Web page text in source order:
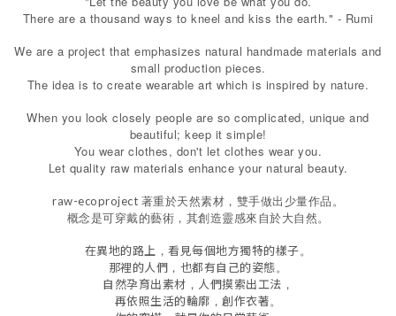
There are a thousand ways to kneel and kiss the earth." - Rumi
We are a project that emphasizes natural handmade materials and
small production pieces.
The idea is to create wearable art which is inspired by nature.
When you look closely people are so complicated, unique and
beautiful; keep it simple!
You wear clothes, don't let clothes wear you.
Let quality raw materials enhance your natural beauty.
raw-ecoproject 著重於天然素材，雙手做出少量作品。
概念是可穿戴的藝術，其創造靈感來自於大自然。
在異地的路上 ，看見每個地方獨特的樣子。
那裡的人們 ， 也都有自己的姿態。
自然孕育出素材 ， 人們摸索出工法 ，
再依照生活的輪廓 ， 創作衣著。